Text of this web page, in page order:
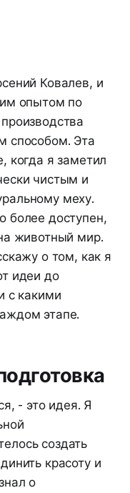
Ковалев, и
опытом по
способом. Эта
когда я заметил
чистым и
меху.
более доступен,
животный мир.
о том, как я
идеи до
с какими
этапе.
- это идея. Я
создать
красоту и
о